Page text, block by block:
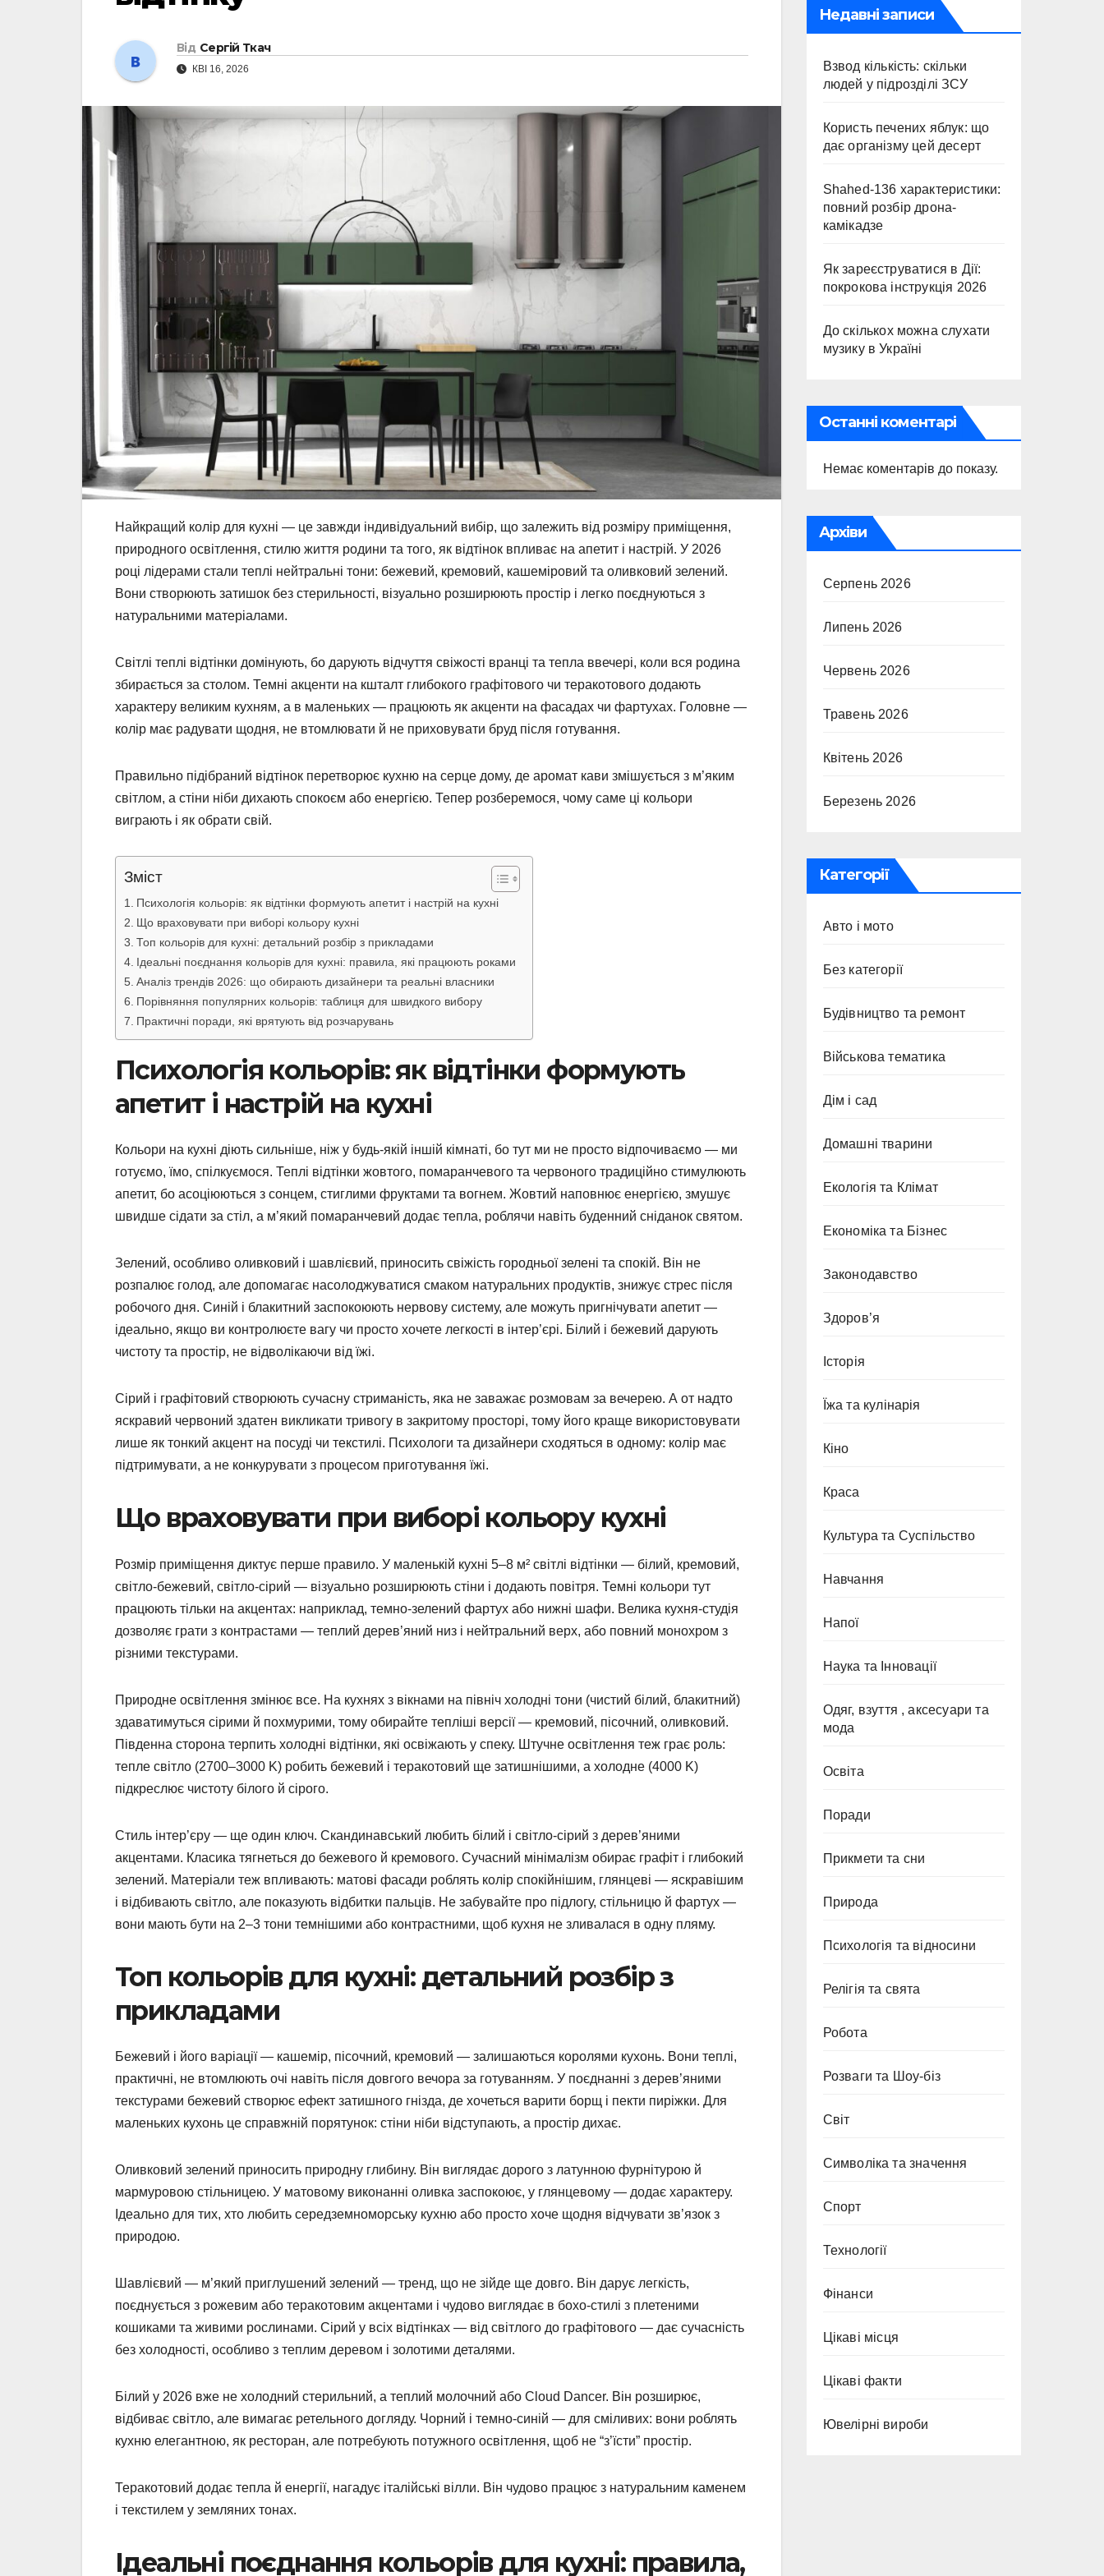
Від Сергій Ткач
КВІ 16, 2026
Найкращий колір для кухні — це завжди індивідуальний вибір, що залежить від розміру приміщення,
природного освітлення, стилю життя родини та того, як відтінок впливає на апетит і настрій. У 2026
році лідерами стали теплі нейтральні тони: бежевий, кремовий, кашеміровий та оливковий зелений.
Вони створюють затишок без стерильності, візуально розширюють простір і легко поєднуються з
натуральними матеріалами.
Світлі теплі відтінки домінують, бо дарують відчуття свіжості вранці та тепла ввечері, коли вся родина
збирається за столом. Темні акценти на кшталт глибокого графітового чи теракотового додають
характеру великим кухням, а в маленьких — працюють як акценти на фасадах чи фартухах. Головне —
колір має радувати щодня, не втомлювати й не приховувати бруд після готування.
Правильно підібраний відтінок перетворює кухню на серце дому, де аромат кави змішується з м’яким
світлом, а стіни ніби дихають спокоєм або енергією. Тепер розберемося, чому саме ці кольори
виграють і як обрати свій.
Зміст
Психологія кольорів: як відтінки формують апетит і настрій на кухні
Що враховувати при виборі кольору кухні
Топ кольорів для кухні: детальний розбір з прикладами
Ідеальні поєднання кольорів для кухні: правила, які працюють роками
Аналіз трендів 2026: що обирають дизайнери та реальні власники
Порівняння популярних кольорів: таблиця для швидкого вибору
Практичні поради, які врятують від розчарувань
Психологія кольорів: як відтінки формують
апетит і настрій на кухні
Кольори на кухні діють сильніше, ніж у будь-якій іншій кімнаті, бо тут ми не просто відпочиваємо — ми
готуємо, їмо, спілкуємося. Теплі відтінки жовтого, помаранчевого та червоного традиційно стимулюють
апетит, бо асоціюються з сонцем, стиглими фруктами та вогнем. Жовтий наповнює енергією, змушує
швидше сідати за стіл, а м’який помаранчевий додає тепла, роблячи навіть буденний сніданок святом.
Зелений, особливо оливковий і шавлієвий, приносить свіжість городньої зелені та спокій. Він не
розпалює голод, але допомагає насолоджуватися смаком натуральних продуктів, знижує стрес після
робочого дня. Синій і блакитний заспокоюють нервову систему, але можуть пригнічувати апетит —
ідеально, якщо ви контролюєте вагу чи просто хочете легкості в інтер’єрі. Білий і бежевий дарують
чистоту та простір, не відволікаючи від їжі.
Сірий і графітовий створюють сучасну стриманість, яка не заважає розмовам за вечерею. А от надто
яскравий червоний здатен викликати тривогу в закритому просторі, тому його краще використовувати
лише як тонкий акцент на посуді чи текстилі. Психологи та дизайнери сходяться в одному: колір має
підтримувати, а не конкурувати з процесом приготування їжі.
Що враховувати при виборі кольору кухні
Розмір приміщення диктує перше правило. У маленькій кухні 5–8 м² світлі відтінки — білий, кремовий,
світло-бежевий, світло-сірий — візуально розширюють стіни і додають повітря. Темні кольори тут
працюють тільки на акцентах: наприклад, темно-зелений фартух або нижні шафи. Велика кухня-студія
дозволяє грати з контрастами — теплий дерев’яний низ і нейтральний верх, або повний монохром з
різними текстурами.
Природне освітлення змінює все. На кухнях з вікнами на північ холодні тони (чистий білий, блакитний)
здаватимуться сірими й похмурими, тому обирайте тепліші версії — кремовий, пісочний, оливковий.
Південна сторона терпить холодні відтінки, які освіжають у спеку. Штучне освітлення теж грає роль:
тепле світло (2700–3000 K) робить бежевий і теракотовий ще затишнішими, а холодне (4000 K)
підкреслює чистоту білого й сірого.
Стиль інтер’єру — ще один ключ. Скандинавський любить білий і світло-сірий з дерев’яними
акцентами. Класика тягнеться до бежевого й кремового. Сучасний мінімалізм обирає графіт і глибокий
зелений. Матеріали теж впливають: матові фасади роблять колір спокійнішим, глянцеві — яскравішим
і відбивають світло, але показують відбитки пальців. Не забувайте про підлогу, стільницю й фартух —
вони мають бути на 2–3 тони темнішими або контрастними, щоб кухня не зливалася в одну пляму.
Топ кольорів для кухні: детальний розбір з
прикладами
Бежевий і його варіації — кашемір, пісочний, кремовий — залишаються королями кухонь. Вони теплі,
практичні, не втомлюють очі навіть після довгого вечора за готуванням. У поєднанні з дерев’яними
текстурами бежевий створює ефект затишного гнізда, де хочеться варити борщ і пекти пиріжки. Для
маленьких кухонь це справжній порятунок: стіни ніби відступають, а простір дихає.
Оливковий зелений приносить природну глибину. Він виглядає дорого з латунною фурнітурою й
мармуровою стільницею. У матовому виконанні оливка заспокоює, у глянцевому — додає характеру.
Ідеально для тих, хто любить середземноморську кухню або просто хоче щодня відчувати зв’язок з
природою.
Шавлієвий — м’який приглушений зелений — тренд, що не зійде ще довго. Він дарує легкість,
поєднується з рожевим або теракотовим акцентами і чудово виглядає в бохо-стилі з плетеними
кошиками та живими рослинами. Сірий у всіх відтінках — від світлого до графітового — дає сучасність
без холодності, особливо з теплим деревом і золотими деталями.
Білий у 2026 вже не холодний стерильний, а теплий молочний або Cloud Dancer. Він розширює,
відбиває світло, але вимагає ретельного догляду. Чорний і темно-синій — для сміливих: вони роблять
кухню елегантною, як ресторан, але потребують потужного освітлення, щоб не “з’їсти” простір.
Теракотовий додає тепла й енергії, нагадує італійські вілли. Він чудово працює з натуральним каменем
і текстилем у земляних тонах.
Ідеальні поєднання кольорів для кухні: правила,
Недавні записи
Взвод кількість: скільки
людей у підрозділі ЗСУ
Користь печених яблук: що
дає організму цей десерт
Shahed-136 характеристики:
повний розбір дрона-
камікадзе
Як зареєструватися в Дії:
покрокова інструкція 2026
До скількох можна слухати
музику в Україні
Останні коментарі
Немає коментарів до показу.
Архіви
Серпень 2026
Липень 2026
Червень 2026
Травень 2026
Квітень 2026
Березень 2026
Категорії
Авто і мото
Без категорії
Будівництво та ремонт
Військова тематика
Дім і сад
Домашні тварини
Екологія та Клімат
Економіка та Бізнес
Законодавство
Здоров’я
Історія
Їжа та кулінарія
Кіно
Краса
Культура та Суспільство
Навчання
Напої
Наука та Інновації
Одяг, взуття , аксесуари та
мода
Освіта
Поради
Прикмети та сни
Природа
Психологія та відносини
Релігія та свята
Робота
Розваги та Шоу-біз
Світ
Символіка та значення
Спорт
Технології
Фінанси
Цікаві місця
Цікаві факти
Ювелірні вироби